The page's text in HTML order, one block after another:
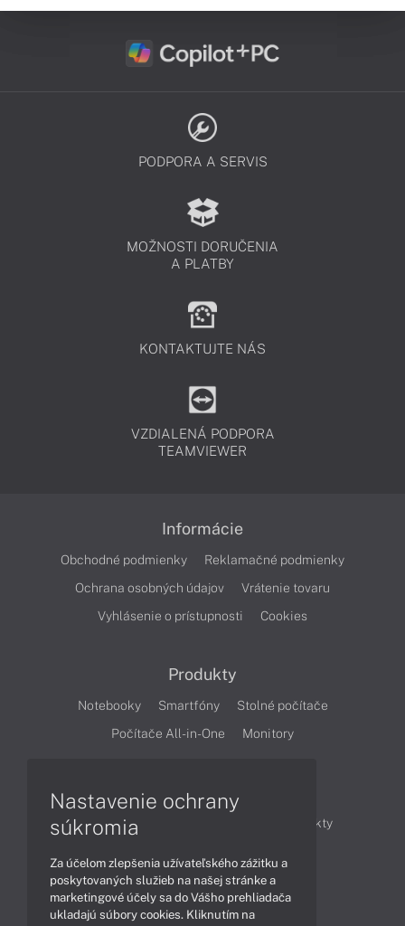
PODPORA A SERVIS
MOŽNOSTI DORUČENIA
A PLATBY
KONTAKTUJTE NÁS
VZDIALENÁ PODPORA
TEAMVIEWER
Informácie
Obchodné podmienky
Reklamačné podmienky
Ochrana osobných údajov
Vrátenie tovaru
Vyhlásenie o prístupnosti
Cookies
Produkty
Notebooky Smartfóny
Stolné počítače
Počítače All-in-One
Monitory
Články
Obchodné informácie
Produkty
Obsah
Nastavenie ochrany
súkromia
Za účelom zlepšenia užívateľského zážitku a
poskytovaných služieb na našej stránke a
marketingové účely sa do Vášho prehliadača
ukladajú súbory cookies. Kliknutím na